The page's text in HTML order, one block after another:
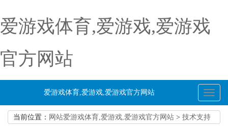
爱游戏体育,爱游戏,爱游戏
官方网站
Toggle
爱游戏体育,爱游戏,爱游戏官方网站
当前位置： 网站爱游戏体育,爱游戏,爱游戏官方网站 > 技术支持